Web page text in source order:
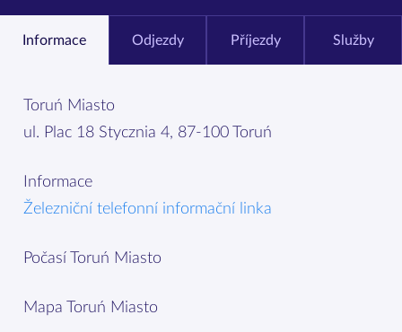
Informace Odjezdy Příjezdy Služby
Toruń Miasto
ul. Plac 18 Stycznia 4, 87-100 Toruń
Informace
Železniční telefonní informační linka
Počasí Toruń Miasto
Mapa Toruń Miasto